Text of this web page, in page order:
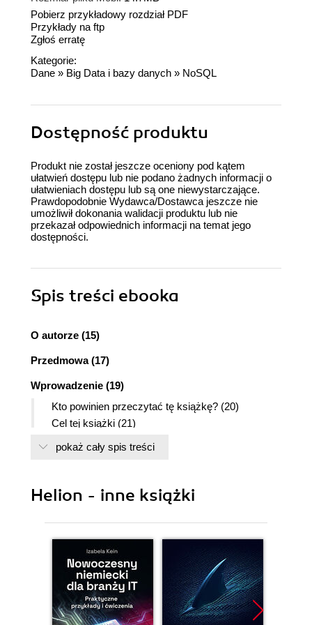
Pobierz przykładowy rozdział PDF
Przykłady na ftp
Zgłoś erratę
Kategorie:
Dane » Big Data i bazy danych » NoSQL
Dostępność produktu
Produkt nie został jeszcze oceniony pod kątem
ułatwień dostępu lub nie podano żadnych informacji o
ułatwieniach dostępu lub są one niewystarczające.
Prawdopodobnie Wydawca/Dostawca jeszcze nie
umożliwił dokonania walidacji produktu lub nie
przekazał odpowiednich informacji na temat jego
dostępności.
Spis treści ebooka
O autorze (15)
Przedmowa (17)
Wprowadzenie (19)
Kto powinien przeczytać tę książkę? (20)
Cel tej książki (21)
Jak czytać tę książkę (22)
Część II: "Bazy klucz-wartość" (22)
Część III: "Bazy dokumentów" (23)
Część IV: "Bazy rodziny kolumn" (23)
Część V: "Bazy grafowe" (23)
Część VI: "Wybór bazy danych dla Twojej
aplikacji" (24)
Dodatki (24)
CZĘŚĆ I. WPROWADZENIE (25)
pokaż cały spis treści
Helion - inne książki